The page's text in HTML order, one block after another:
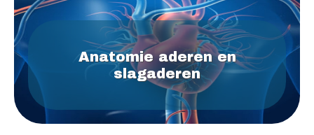
Anatomie aderen en
slagaderen